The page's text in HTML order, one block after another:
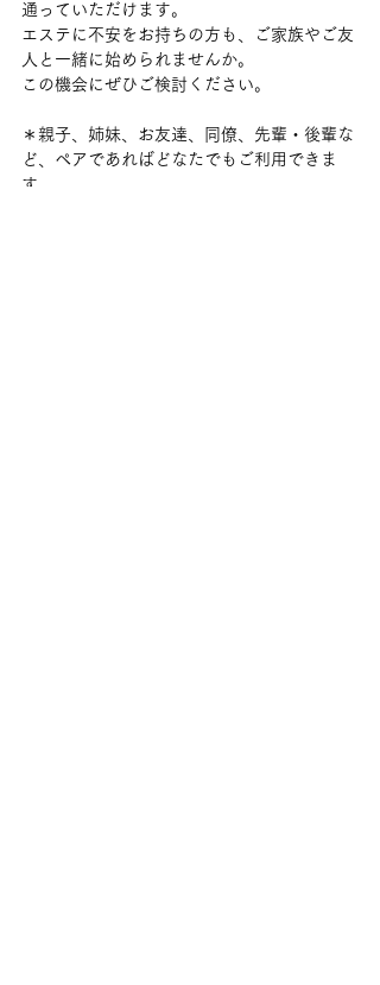
通っていただけます。
エステに不安をお持ちの方も、ご家族やご友
人と一緒に始められませんか。
この機会にぜひご検討ください。
＊親子、姉妹、お友達、同僚、先輩・後輩な
ど、ペアであればどなたでもご利用できま
す。